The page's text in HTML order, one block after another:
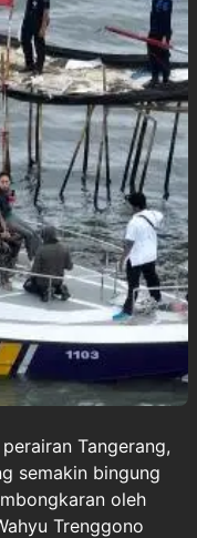
Tangerang,
semakin bingung
oleh
Trenggono